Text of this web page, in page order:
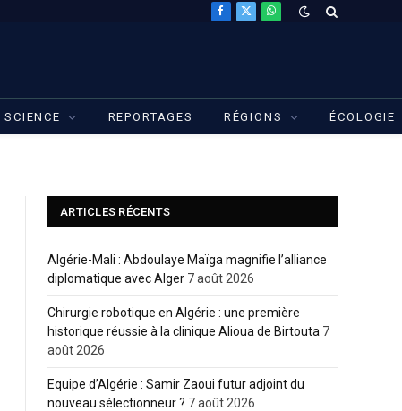
Facebook
X
WhatsApp
SCIENCE REPORTAGES RÉGIONS ÉCOLOGIE
ARTICLES RÉCENTS
Algérie-Mali : Abdoulaye Maïga magnifie l’alliance
diplomatique avec Alger 7 août 2026
Chirurgie robotique en Algérie : une première
historique réussie à la clinique Alioua de Birtouta 7
août 2026
Equipe d’Algérie : Samir Zaoui futur adjoint du
nouveau sélectionneur ? 7 août 2026